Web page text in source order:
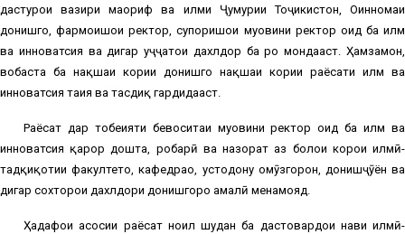
дастурҳои вазири маориф ва илми Ҷумҳурии Тоҷикистон, Оинномаи
донишгоҳ, фармоишҳои ректор, супоришҳои муовини ректор оид ба илм
ва инноватсия ва дигар ҳуҷҷатҳои дахлдор ба роҳ мондааст. Ҳамзамон,
вобаста ба нақшаи кории донишгоҳ нақшаи кории раёсати илм ва
инноватсия таҳия ва тасдиқ гардидааст.
Раёсат дар тобеияти бевоситаи муовини ректор оид ба илм ва
инноватсия қарор дошта, роҳбарӣ ва назорат аз болои корҳои илмӣ-
тадқиқотии факултетҳо, кафедраҳо, устодону омӯзгорон, донишҷӯён ва
дигар сохторҳои дахлдори донишгоҳро амалӣ менамояд.
Ҳадафҳои асосии раёсат ноил шудан ба дастовардҳои нави илмӣ-